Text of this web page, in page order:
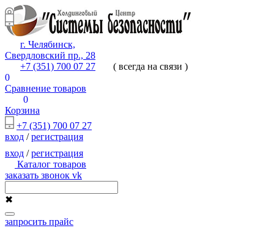
г. Челябинск,
Свердловский пр., 28
+7 (351) 700 07 27
( всегда на связи )
0
Сравнение товаров
0
Корзина
+7 (351) 700 07 27
вход /регистрация
вход /регистрация
Каталог товаров
заказать звонок vk
✖
запросить прайс